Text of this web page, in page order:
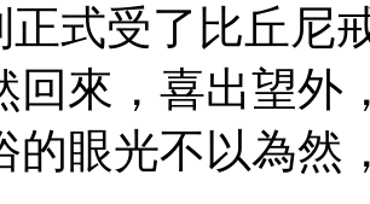
正式受了比丘尼
回來，喜出望外
的眼光不以為然